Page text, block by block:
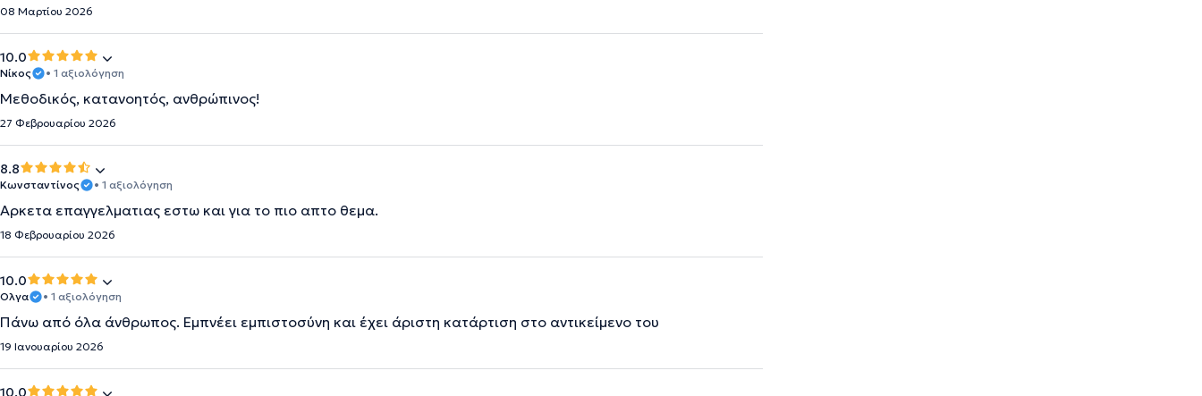
08 Μαρτίου 2026
10.0
Νίκος • 1 αξιολόγηση
Μεθοδικός, κατανοητός, ανθρώπινος!
27 Φεβρουαρίου 2026
8.8
Κωνσταντίνος • 1 αξιολόγηση
Αρκετα επαγγελματιας εστω και για το πιο απτο θεμα.
18 Φεβρουαρίου 2026
10.0
Ολγα • 1 αξιολόγηση
Πάνω από όλα άνθρωπος. Εμπνέει εμπιστοσύνη και έχει άριστη κατάρτιση στο αντικείμενο του
19 Ιανουαρίου 2026
10.0